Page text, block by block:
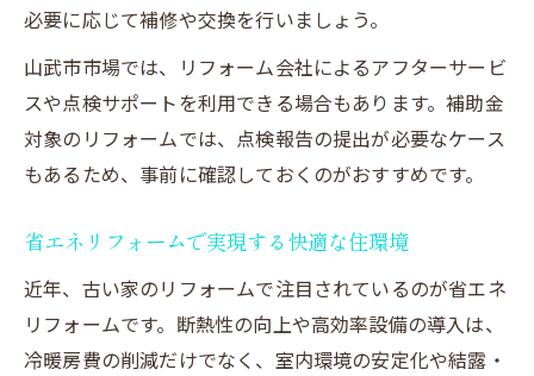
必要に応じて補修や交換を行いましょう。
山武市市場では、リフォーム会社によるアフターサービ
スや点検サポートを利用できる場合もあります。補助金
対象のリフォームでは、点検報告の提出が必要なケース
もあるため、事前に確認しておくのがおすすめです。
省エネリフォームで実現する快適な住環境
近年、古い家のリフォームで注目されているのが省エネ
リフォームです。断熱性の向上や高効率設備の導入は、
冷暖房費の削減だけでなく、室内環境の安定化や結露・